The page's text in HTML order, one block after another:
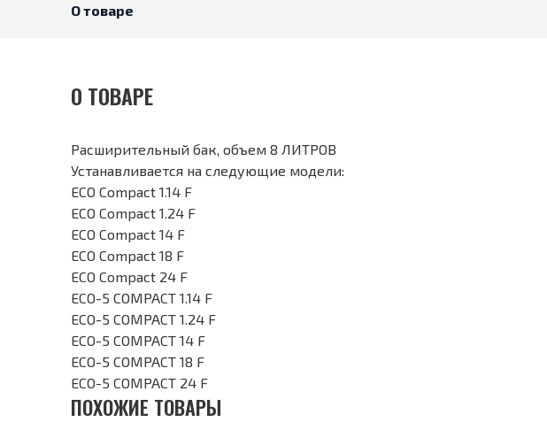
О товаре
О ТОВАРЕ
Расширительный бак, объем 8 ЛИТРОВ
Устанавливается на следующие модели:
ECO Compact 1.14 F
ECO Compact 1.24 F
ECO Compact 14 F
ECO Compact 18 F
ECO Compact 24 F
ECO-5 COMPACT 1.14 F
ECO-5 COMPACT 1.24 F
ECO-5 COMPACT 14 F
ECO-5 COMPACT 18 F
ECO-5 COMPACT 24 F
ПОХОЖИЕ ТОВАРЫ